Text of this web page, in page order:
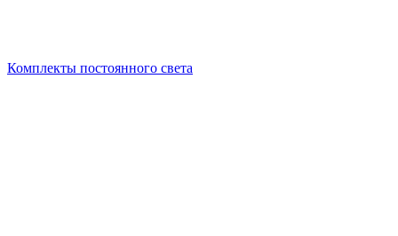
Комплекты постоянного света